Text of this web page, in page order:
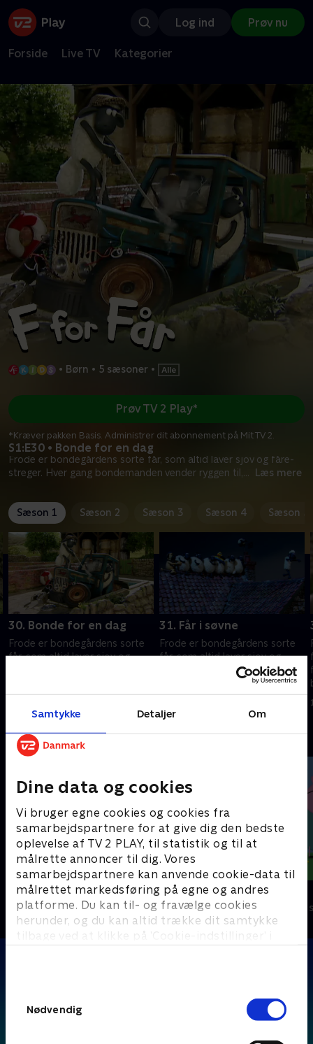
Samtykke Detaljer Om
Dine data og cookies
Vi bruger egne cookies og cookies fra
samarbejdspartnere for at give dig den bedste
oplevelse af TV 2 PLAY, til statistik og til at
målrette annoncer til dig. Vores
samarbejdspartnere kan anvende cookie-data til
målrettet markedsføring på egne og andres
platforme. Du kan til- og fravælge cookies
herunder, og du kan altid trække dit samtykke
tilbage ved at klikke på ’Cookie-indstillinger’ i
Nødvendig
Log ind Prøv nu
Forside Live TV Kategorier
• Børn • 5 sæsoner •
S1:E30 • Bonde for en dag
Frode er bondegårdens sorte får, som altid laver sjov og fåre-
streger. Hver gang bondemanden vender ryggen til,... Læs mere
Prøv TV 2 Play*
*Kræver pakken Basis. Administrer dit abonnement på Mit TV 2.
Sæson 1 Sæson 2 Sæson 3 Sæson 4 Sæson 5
30. Bonde for en dag
Frode er bondegårdens sorte
får, som altid laver sjov og
til, finder Frode og hans frække
venner på noget.
31. Får i søvne
Frode er bondegårdens sorte
får, som altid laver sjov og
fåre-streger. Hver gang
bondemanden vender ryggen
til, finder Frode og hans frække
venner på noget.
Andre så også
Rasmus Klump
Børneserier • 3 sæsoner
Gurli Gris
Børneserier • 4